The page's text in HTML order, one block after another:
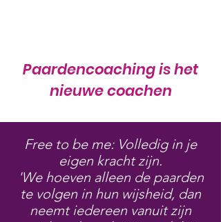
Paardencoaching is het
nieuwe coachen
Free to be me: Volledig in je
eigen kracht zijn.
'We hoeven alleen de paarden
te volgen in hun wijsheid, dan
neemt iedereen vanuit zijn